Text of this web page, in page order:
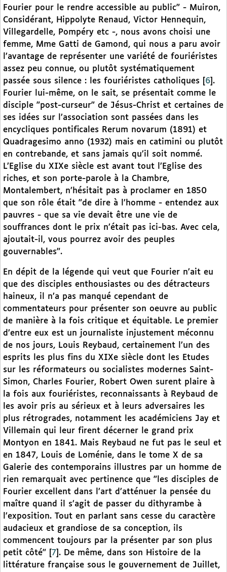
Fourier pour le rendre accessible au public" - Muiron,
Considérant, Hippolyte Renaud, Victor Hennequin,
Villegardelle, Pompéry etc -, nous avons choisi une
femme, Mme Gatti de Gamond, qui nous a paru avoir
l’avantage de représenter une variété de fouriéristes
assez peu connue, ou plutôt systématiquement
passée sous silence : les fouriéristes catholiques
6 .
Fourier lui-même, on le sait, se présentait comme le
disciple "post-curseur" de Jésus-Christ et certaines de
ses idées sur l’association sont passées dans les
encycliques pontificales Rerum novarum (1891) et
Quadragesimo anno (1932) mais en catimini ou plutôt
en contrebande, et sans jamais qu’il soit nommé.
L’Eglise du XIXe siècle est avant tout l’Eglise des
riches, et son porte-parole à la Chambre,
Montalembert, n’hésitait pas à proclamer en 1850
que son rôle était "de dire à l’homme - entendez aux
pauvres - que sa vie devait être une vie de
souffrances dont le prix n’était pas ici-bas. Avec cela,
ajoutait-il, vous pourrez avoir des peuples
gouvernables".
En dépit de la légende qui veut que Fourier n’ait eu
que des disciples enthousiastes ou des détracteurs
haineux, il n’a pas manqué cependant de
commentateurs pour présenter son oeuvre au public
de manière à la fois critique et équitable. Le premier
d’entre eux est un journaliste injustement méconnu
de nos jours, Louis Reybaud, certainement l’un des
esprits les plus fins du XIXe siècle dont les Etudes
sur les réformateurs ou socialistes modernes Saint-
Simon, Charles Fourier, Robert Owen surent plaire à
la fois aux fouriéristes, reconnaissants à Reybaud de
les avoir pris au sérieux et à leurs adversaires les
plus rétrogrades, notamment les académiciens Jay et
Villemain qui leur firent décerner le grand prix
Montyon en 1841. Mais Reybaud ne fut pas le seul et
en 1847, Louis de Loménie, dans le tome X de sa
Galerie des contemporains illustres par un homme de
rien remarquait avec pertinence que "les disciples de
Fourier excellent dans l’art d’atténuer la pensée du
maître quand il s’agit de passer du dithyrambe à
l’exposition. Tout en parlant sans cesse du caractère
audacieux et grandiose de sa conception, ils
commencent toujours par la présenter par son plus
petit côté"
7 . De même, dans son Histoire de la
littérature française sous le gouvernement de Juillet,